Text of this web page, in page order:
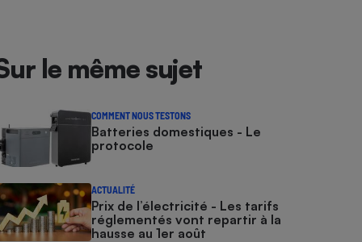
le même sujet
COMMENT NOUS TESTONS
Batteries domestiques - Le
protocole
ACTUALITÉ
Prix de l’électricité - Les tarifs
réglementés vont repartir à la
hausse au 1er août